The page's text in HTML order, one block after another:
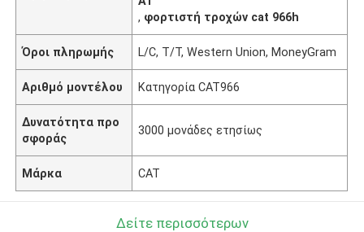
, φορτιστή τροχών cat 966h
Όροι πληρωμής L/C, T/T, Western Union, MoneyGram
Αριθμό μοντέλου Κατηγορία CAT966
Δυνατότητα προ
σφοράς
3000 μονάδες ετησίως
Μάρκα CAT
Δείτε περισσότερων